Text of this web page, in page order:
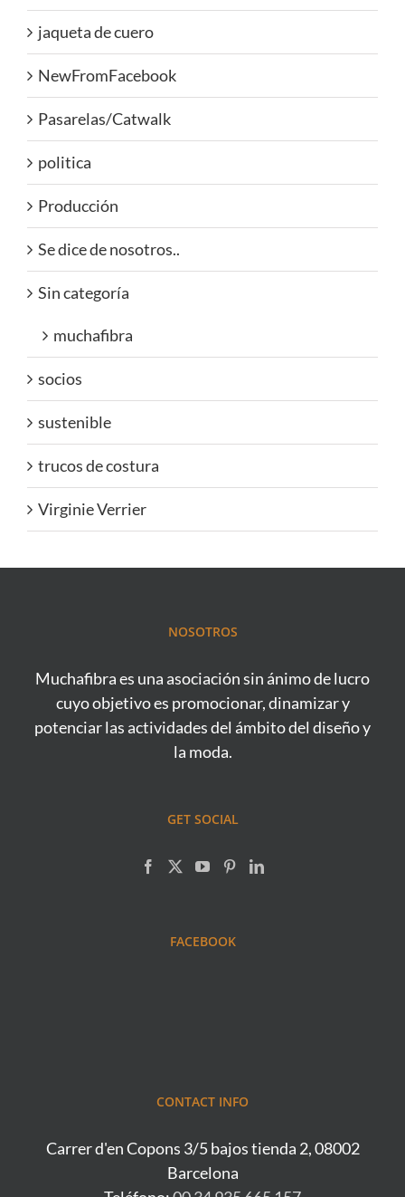
jaqueta de cuero
NewFromFacebook
Pasarelas/Catwalk
politica
Producción
Se dice de nosotros..
Sin categoría
muchafibra
socios
sustenible
trucos de costura
Virginie Verrier
NOSOTROS
Muchafibra es una asociación sin ánimo de lucro
cuyo objetivo es promocionar, dinamizar y
potenciar las actividades del ámbito del diseño y
la moda.
GET SOCIAL
FACEBOOK
CONTACT INFO
Carrer d'en Copons 3/5 bajos tienda 2, 08002
Barcelona